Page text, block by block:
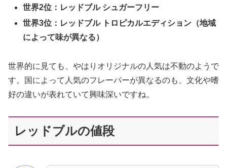
世界2位：レッドブル シュガーフリー
世界3位：レッドブル トロピカルエディション（地域
によって味が異なる）
世界的に見ても、やはりオリジナルの人気は不動のようで
す。国によって人気のフレーバーが異なるのも、文化や嗜
好の違いが表れていて興味深いですね。
レッドブルの値段